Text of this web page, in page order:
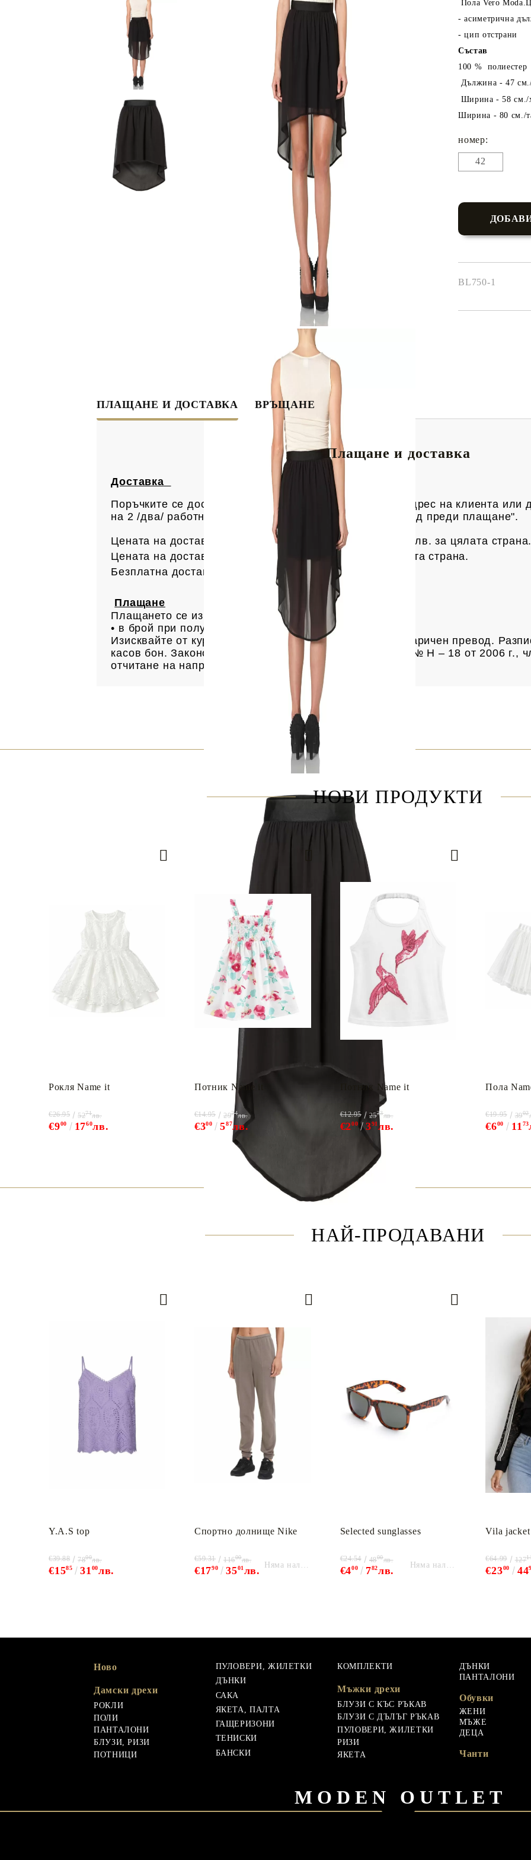
Пола Vero
- асиметрична
- цип отстрани
Състав
100 % полиестер
Дължина - 47
Ширина - 58 см./
Ширина - 80 см./
номер:
42
BL750-1
ПЛАЩАНЕ И ДОСТАВКА ВРЪЩАНЕ
Плащане и доставка
Доставка
Поръчките се доставят с куриерска фирма Спиди, до адрес на клиента или
на 2 /два/ работни дни. Всяка пратка има опция "преглед преди плащане".
Цената на доставката до офис на Спиди е 3.50 € / 6.85 лв.за цялата страна.
Цената на доставката до адрес е 4 € /
за цялата страна.
Безплатна доставка за поръчки над 61.35 € /
Плащане
Плащането се извършва:
• в брой при получаване на продукта
Изисквайте от куриера Вашата разписка за пощенски паричен превод.
касов бон. Законово основание за услугата е Наредба № Н – 18 от 2006 г.,
отчитане на направените продажби“.
НОВИ ПРОДУКТИ
Рокля Name it
€900 1760лв.
€26.95 5271лв.
Потник Name it
€300 587лв.
€14.95 2924лв.
Потник Name it
€200 391лв.
€12.95 2533лв.
Пола
€600 11 73
€19.95 3902
НАЙ-ПРОДАВАНИ
Y.A.S top
€1585 31 00лв.
€39.88 7800лв.
Спортно долнище Nike
€1790 3501лв.
€59.31 11600лв.
Няма наличност
Selected sunglasses
€400 782лв.
€24.54 4800лв.
Няма наличност
Vila jacket
€2300 44
€64.99 127
Ново
Дамски дрехи
РОКЛИ
ПОЛИ
ПАНТАЛОНИ
БЛУЗИ, РИЗИ
ПОТНИЦИ
ПУЛОВЕРИ, ЖИЛЕТКИ
ДЪНКИ
САКА
ЯКЕТА, ПАЛТА
ГАЩЕРИЗОНИ
ТЕНИСКИ
БАНСКИ
КОМПЛЕКТИ
Мъжки дрехи
БЛУЗИ С КЪС РЪКАВ
БЛУЗИ С ДЪЛЪГ РЪКАВ
ПУЛОВЕРИ, ЖИЛЕТКИ
РИЗИ
ЯКЕТА
ДЪНКИ
ПАНТАЛОНИ
Обувки
ЖЕНИ
МЪЖЕ
ДЕЦА
Чанти
MODEN OUTLET